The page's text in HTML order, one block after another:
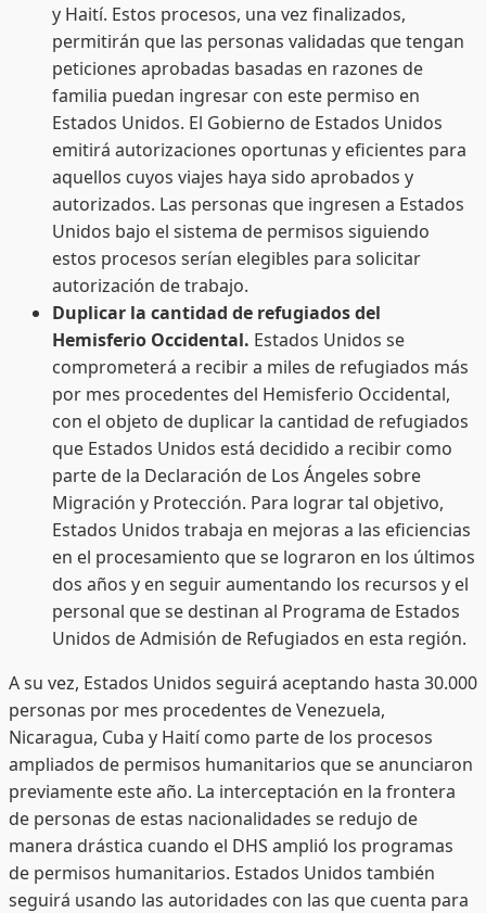
y Haití. Estos procesos, una vez finalizados,
permitirán que las personas validadas que tengan
peticiones aprobadas basadas en razones de
familia puedan ingresar con este permiso en
Estados Unidos. El Gobierno de Estados Unidos
emitirá autorizaciones oportunas y eficientes para
aquellos cuyos viajes haya sido aprobados y
autorizados. Las personas que ingresen a Estados
Unidos bajo el sistema de permisos siguiendo
estos procesos serían elegibles para solicitar
autorización de trabajo.
Duplicar la cantidad de refugiados del
Hemisferio Occidental. Estados Unidos se
comprometerá a recibir a miles de refugiados más
por mes procedentes del Hemisferio Occidental,
con el objeto de duplicar la cantidad de refugiados
que Estados Unidos está decidido a recibir como
parte de la Declaración de Los Ángeles sobre
Migración y Protección. Para lograr tal objetivo,
Estados Unidos trabaja en mejoras a las eficiencias
en el procesamiento que se lograron en los últimos
dos años y en seguir aumentando los recursos y el
personal que se destinan al Programa de Estados
Unidos de Admisión de Refugiados en esta región.
A su vez, Estados Unidos seguirá aceptando hasta 30.000
personas por mes procedentes de Venezuela,
Nicaragua, Cuba y Haití como parte de los procesos
ampliados de permisos humanitarios que se anunciaron
previamente este año. La interceptación en la frontera
de personas de estas nacionalidades se redujo de
manera drástica cuando el DHS amplió los programas
de permisos humanitarios. Estados Unidos también
seguirá usando las autoridades con las que cuenta para